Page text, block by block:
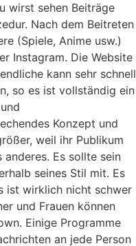
wirst sehen Beiträge
Nach dem Beitreten
(Spiele, Anime usw.)
Instagram. Die Website
kann sehr schnell
so es ist vollständig ein
Konzept und
weil ihr Publikum
Es sollte sein
seines Stil mit. Es
ist wirklich nicht schwer
und Frauen können
Einige Programme
an jede Person